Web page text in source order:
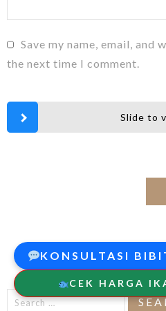
Save my name, email,
the next time I comment.
Slide to
Search
KONSULTASI
CEK HARGA